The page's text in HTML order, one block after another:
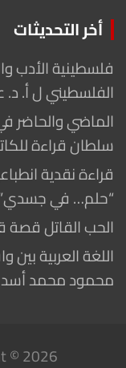
أخر التحديثات
فلسطينية الأدب
الفلسطيني ل أ.
الماضي والحاضر
سلطان قراءة
قراءة نقدية
“حلم… في جسدي”
الحب القاتل قصة
اللغة العربية
محمود محمد أسد
© 2026